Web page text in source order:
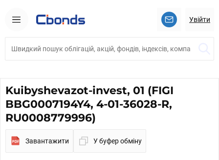
Увійти
Kuibyshevazot-invest, 01 (FIGI
BBG0007194Y4, 4-01-36028-R,
RU0008779996)
Завантажити У буфер обміну